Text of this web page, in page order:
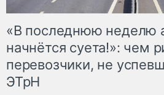
«В последнюю неделю
начнётся суета!»: чем
перевозчики, не
ЭТрН